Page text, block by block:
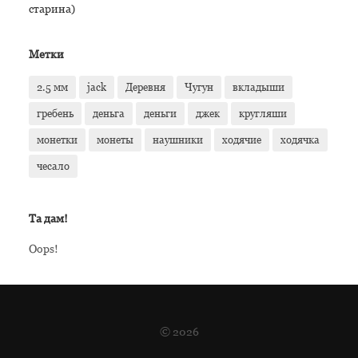
старина)
Метки
2.5 мм jack Деревня Чугун вкладыши
гребень деньга деньги джек кругляши
монетки монеты наушники ходячие ходячка
чесало
Та дам!
Oops!
© 2026